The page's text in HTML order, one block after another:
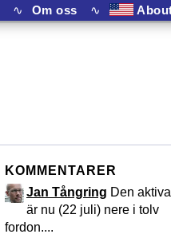
∿ Om oss ∿
KOMMENTARER
Jan Tångring Den
är nu (22 juli) nere i tolv
fordon....